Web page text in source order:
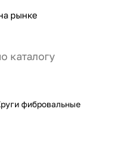
рынке
фибровальные